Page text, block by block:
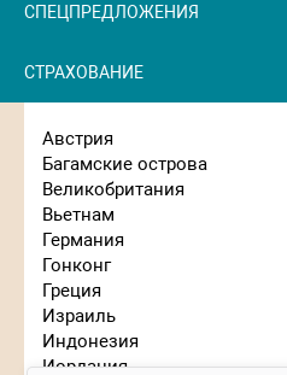
СПЕЦПРЕДЛОЖЕНИЯ
СТРАХОВАНИЕ
Австрия
Багамские острова
Великобритания
Вьетнам
Германия
Гонконг
Греция
Израиль
Индонезия
ИорданияГалина